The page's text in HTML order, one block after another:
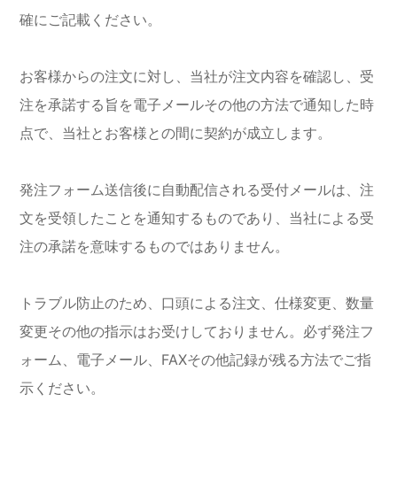
確にご記載ください。
お客様からの注文に対し、当社が注文内容を確認し、受
注を承諾する旨を電子メールその他の方法で通知した時
点で、当社とお客様との間に契約が成立します。
発注フォーム送信後に自動配信される受付メールは、注
文を受領したことを通知するものであり、当社による受
注の承諾を意味するものではありません。
トラブル防止のため、口頭による注文、仕様変更、数量
変更その他の指示はお受けしておりません。必ず発注フ
ォーム、電子メール、FAXその他記録が残る方法でご指
示ください。